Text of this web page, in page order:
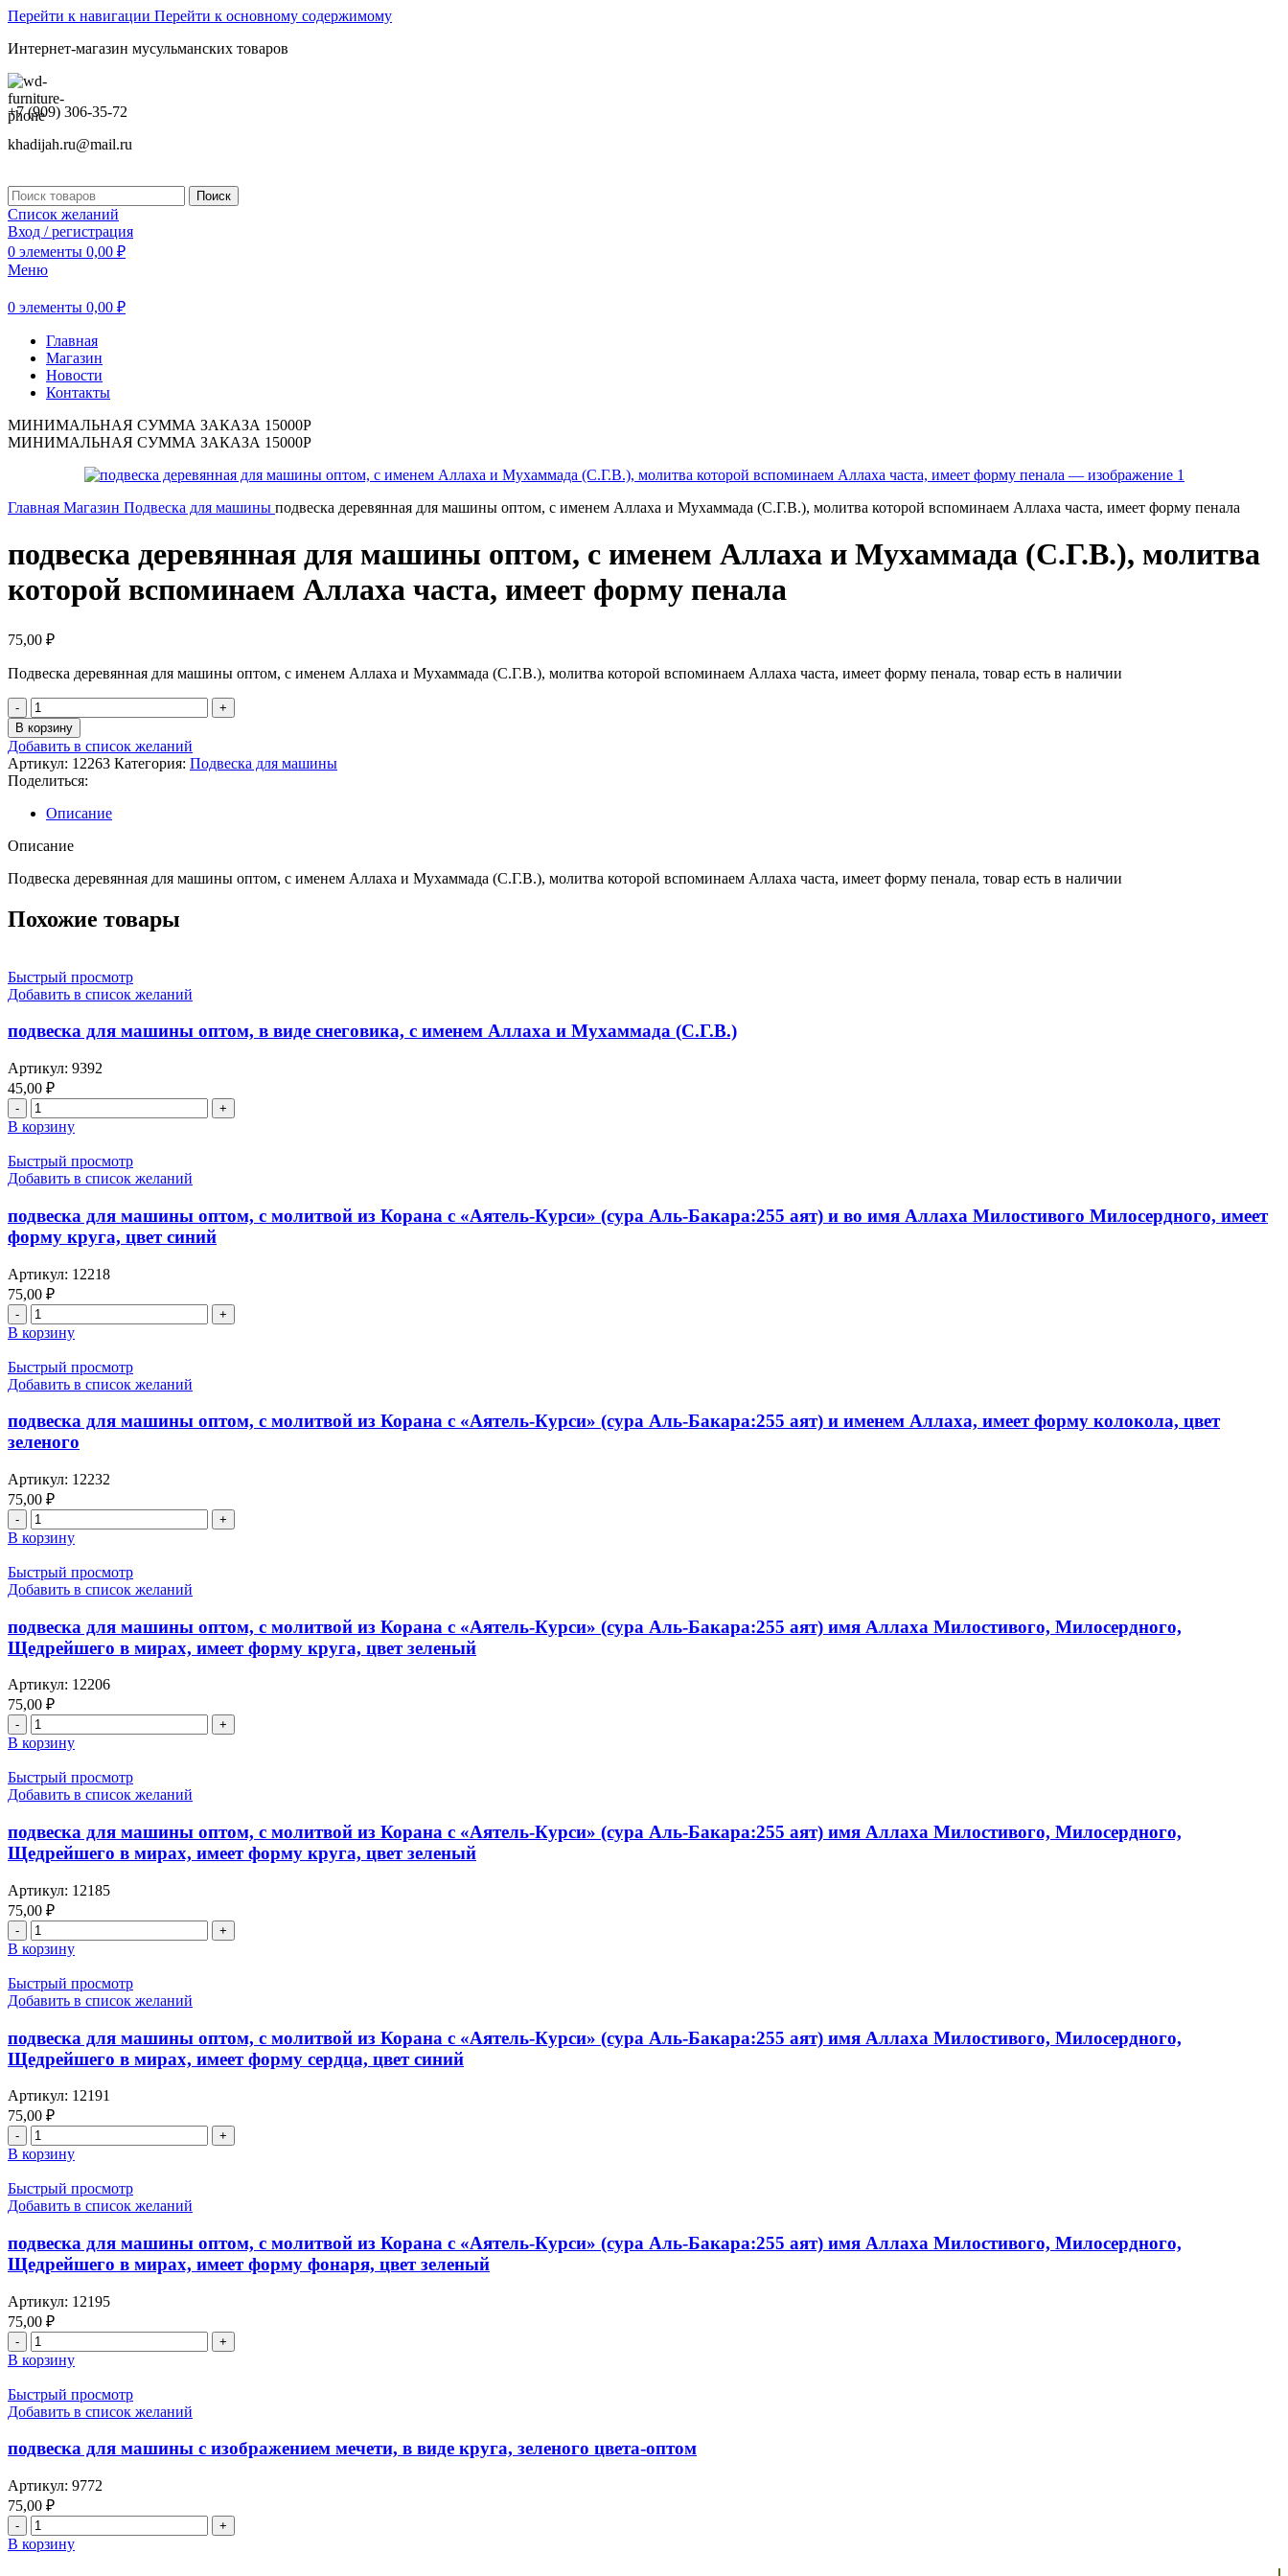
Перейти к навигации Перейти к основному содержимому
Интернет-магазин мусульманских товаров
+7 (909) 306-35-72
khadijah.ru@mail.ru
Поиск
Список желаний
Вход / регистрация
0 элементы 0,00 ₽
Меню
0 элементы 0,00 ₽
Главная
Магазин
Новости
Контакты
МИНИМАЛЬНАЯ СУММА ЗАКАЗА 15000Р
МИНИМАЛЬНАЯ СУММА ЗАКАЗА 15000Р
Главная Магазин Подвеска для машины подвеска деревянная для машины оптом, с именем Аллаха и Мухаммада (С.Г.В.), молитва которой вспоминаем Аллаха часта, имеет форму пенала
подвеска деревянная для машины оптом, с именем Аллаха и Мухаммада (С.Г.В.), молитва
которой вспоминаем Аллаха часта, имеет форму пенала
75,00 ₽
Подвеска деревянная для машины оптом, с именем Аллаха и Мухаммада (С.Г.В.), молитва которой вспоминаем Аллаха часта, имеет форму пенала, товар есть в наличии
Количество
товара
подвеска
деревянная
для
машины
оптом,
именем
и
молитва
Аллаха
часта,
форму
В корзину
Добавить в список желаний
Артикул: 12263 Категория: Подвеска для машины
Поделиться:
Описание
Описание
Подвеска деревянная для машины оптом, с именем Аллаха и Мухаммада (С.Г.В.), молитва которой вспоминаем Аллаха часта, имеет форму пенала, товар есть в наличии
Похожие товары
Быстрый просмотр
Добавить в список желаний
подвеска для машины оптом, в виде снеговика, с именем Аллаха и Мухаммада (С.Г.В.)
Артикул: 9392
45,00 ₽
Количество
товара
подвеска
для
машины
виде
снеговика,
именем
Аллаха
и
Мухаммада
В корзину
Быстрый просмотр
Добавить в список желаний
подвеска для машины оптом, с молитвой из Корана с «Аятель-Курси» (сура Аль-Бакара:255 аят) и во имя Аллаха Милостивого Милосердного, имеет
форму круга, цвет синий
Артикул: 12218
75,00 ₽
Количество
товара
подвеска
для
машины
с
молитвой
из
с
«Аятель-
Курси»
(сура
Бакара:255
аят)
во
имя
Аллаха
Милосердного,
имеет
форму
круга,
синий
В корзину
Быстрый просмотр
Добавить в список желаний
подвеска для машины оптом, с молитвой из Корана с «Аятель-Курси» (сура Аль-Бакара:255 аят) и именем Аллаха, имеет форму колокола, цвет
зеленого
Артикул: 12232
75,00 ₽
Количество
товара
подвеска
для
машины
молитвой
из
с
«Аятель-
Курси»
(сура
Бакара:255
аят)
именем
Аллаха,
имеет
колокола,
цвет
зеленого
В корзину
Быстрый просмотр
Добавить в список желаний
подвеска для машины оптом, с молитвой из Корана с «Аятель-Курси» (сура Аль-Бакара:255 аят) имя Аллаха Милостивого, Милосердного,
Щедрейшего в мирах, имеет форму круга, цвет зеленый
Артикул: 12206
75,00 ₽
Количество
товара
подвеска
для
машины
с
молитвой
из
с
«Аятель-
Курси»
(сура
Бакара:255
аят)
Аллаха
Милостивого,
Милосердного,
в
мирах,
имеет
форму
цвет
зеленый
В корзину
Быстрый просмотр
Добавить в список желаний
подвеска для машины оптом, с молитвой из Корана с «Аятель-Курси» (сура Аль-Бакара:255 аят) имя Аллаха Милостивого, Милосердного,
Щедрейшего в мирах, имеет форму круга, цвет зеленый
Артикул: 12185
75,00 ₽
Количество
товара
подвеска
для
машины
молитвой
из
с
«Аятель-
Курси»
(сура
Бакара:255
аят)
Аллаха
Милостивого,
Милосердного,
в
мирах,
имеет
форму
цвет
зеленый
В корзину
Быстрый просмотр
Добавить в список желаний
подвеска для машины оптом, с молитвой из Корана с «Аятель-Курси» (сура Аль-Бакара:255 аят) имя Аллаха Милостивого, Милосердного,
Щедрейшего в мирах, имеет форму сердца, цвет синий
Артикул: 12191
75,00 ₽
Количество
товара
подвеска
для
машины
молитвой
из
с
«Аятель-
Курси»
(сура
Бакара:255
аят)
Аллаха
Милостивого,
Милосердного,
Щедрейшего
в
мирах,
имеет
В корзину
Быстрый просмотр
Добавить в список желаний
подвеска для машины оптом, с молитвой из Корана с «Аятель-Курси» (сура Аль-Бакара:255 аят) имя Аллаха Милостивого, Милосердного,
Щедрейшего в мирах, имеет форму фонаря, цвет зеленый
Артикул: 12195
75,00 ₽
Количество
товара
подвеска
для
машины
с
молитвой
Корана
с
«Аятель-
Курси»
В корзину
Быстрый просмотр
Добавить в список желаний
подвеска для машины с изображением мечети, в виде круга, зеленого цвета-оптом
Артикул: 9772
75,00 ₽
Количество
товара
подвеска
В корзину